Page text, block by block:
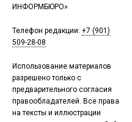
ИНФОРМБЮРО»
Телефон редакции: +7 (901)
509-28-08
Использование материалов
разрешено только с
предварительного согласия
правообладателей. Все права
на тексты и иллюстрации